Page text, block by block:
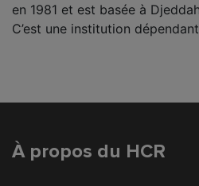
en 1981 et est basée à
C’est une institution
À propos du HCR